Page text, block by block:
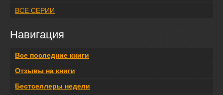
ВСЕ СЕРИИ
Навигация
Все последние книги
Отзывы на книги
Бестселлеры недели